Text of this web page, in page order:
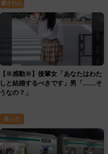
癒された
【※感動※】後輩女「あなたはわた
しと結婚するべきです」男「……そ
うなの？」
笑った